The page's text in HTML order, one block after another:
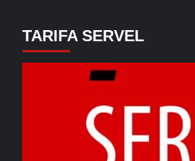
TARIFA SERVEL